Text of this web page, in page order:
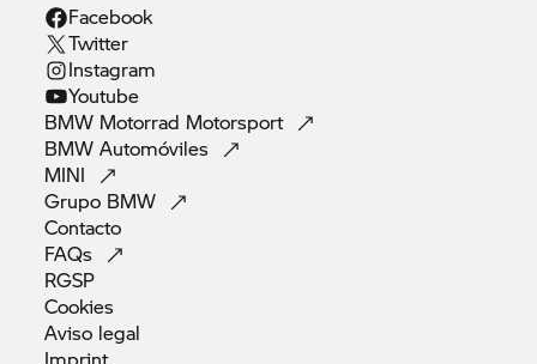
Facebook
Twitter
Instagram
Youtube
BMW Motorrad Motorsport
BMWAutomóviles
MINI
Grupo BMW
Contacto
FAQs
RGSP
Cookies
Aviso legal
Imprint